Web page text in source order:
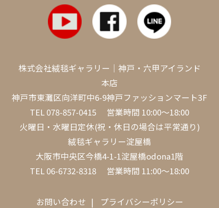
株式会社絨毯ギャラリー｜神戸・六甲アイランド
本店
神戸市東灘区向洋町中6-9神戸ファッションマート3F
TEL 078-857-0415 営業時間 10:00～18:00
火曜日・水曜日定休(祝・休日の場合は平常通り)
絨毯ギャラリー淀屋橋
大阪市中央区今橋4-1-1淀屋橋odona1階
TEL 06-6732-8318 営業時間 11:00～18:00
お問い合わせ プライバシーポリシー